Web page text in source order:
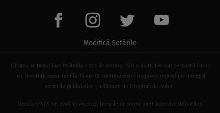
Modifică Setările
Citarea se poate face în limita a 250 de semne. Nici o instituţie sau persoană (site-
uri, instituţii mass-media, firme de monitorizare) nu poate reproduce integral
scrierile publicistice purtătoare de Drepturi de Autor.
Decizia ONJN nr. 1598/16.09.2021. Jocurile de noroc sunt interzise minorilor.